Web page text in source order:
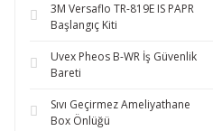
3M Versaflo TR-819E IS PAPR
Başlangıç Kiti
Uvex Pheos B-WR İş Güvenlik
Bareti
Sıvı Geçirmez Ameliyathane
Box Önlüğü